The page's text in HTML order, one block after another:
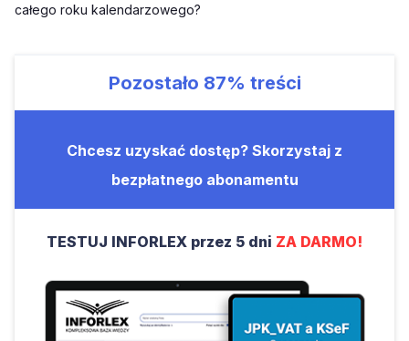
całego roku kalendarzowego?
Pozostało 87% treści
Chcesz uzyskać dostęp? Skorzystaj z
bezpłatnego abonamentu
TESTUJ INFORLEX przez 5 dni ZA DARMO!